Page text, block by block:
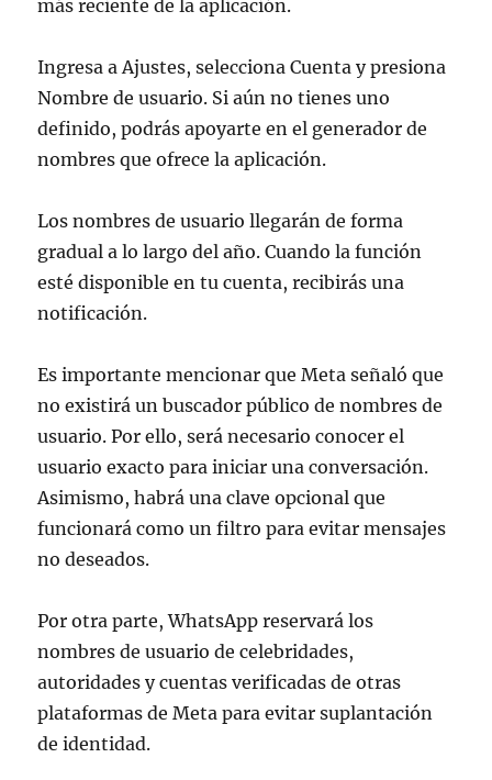
más reciente de la aplicación.
Ingresa a Ajustes, selecciona Cuenta y presiona
Nombre de usuario. Si aún no tienes uno
definido, podrás apoyarte en el generador de
nombres que ofrece la aplicación.
Los nombres de usuario llegarán de forma
gradual a lo largo del año. Cuando la función
esté disponible en tu cuenta, recibirás una
notificación.
Es importante mencionar que Meta señaló que
no existirá un buscador público de nombres de
usuario. Por ello, será necesario conocer el
usuario exacto para iniciar una conversación.
Asimismo, habrá una clave opcional que
funcionará como un filtro para evitar mensajes
no deseados.
Por otra parte, WhatsApp reservará los
nombres de usuario de celebridades,
autoridades y cuentas verificadas de otras
plataformas de Meta para evitar suplantación
de identidad.